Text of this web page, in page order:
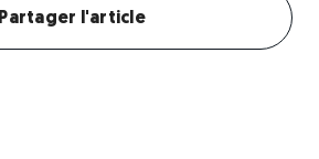
Partager l'article